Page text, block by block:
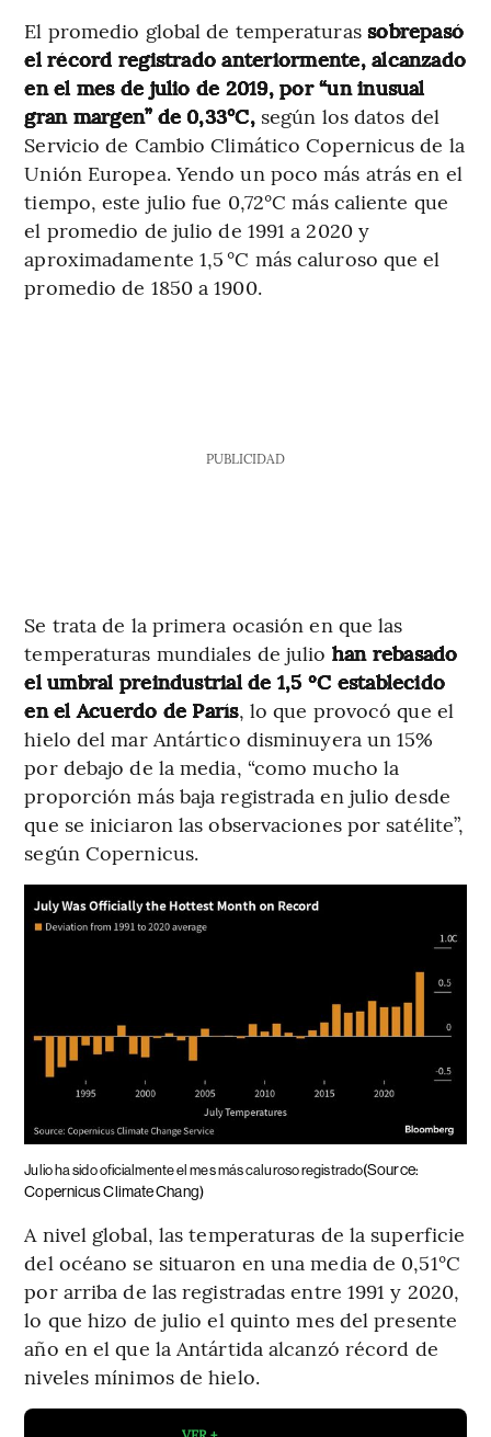
El promedio global de temperaturassobrepasó
el récord registrado anteriormente, alcanzado
en el mes de julio de 2019, por “un inusual
gran margen” de 0,33°C,según los datos del
Servicio de Cambio Climático Copernicus de la
Unión Europea. Yendo un poco más atrás en el
tiempo, este julio fue 0,72°C más caliente que
el promedio de julio de 1991 a 2020 y
aproximadamente 1,5 °C más caluroso que el
promedio de 1850 a 1900.
PUBLICIDAD
Se trata de la primera ocasión en que las
temperaturas mundiales de julio han rebasado
el umbral preindustrial de 1,5 ºC establecido
en el Acuerdo de París, lo que provocó que el
hielo del mar Antártico disminuyera un 15%
por debajo de la media, “como mucho la
proporción más baja registrada en julio desde
que se iniciaron las observaciones por satélite”,
según Copernicus.
Julio ha sido oficialmente el mes más caluroso registrado(Source:
Copernicus Climate Chang)
A nivel global, las temperaturas de la superficie
del océano se situaron en una media de 0,51°C
por arriba de las registradas entre 1991 y 2020,
lo que hizo de julio el quinto mes del presente
año en el que la Antártida alcanzó récord de
niveles mínimos de hielo.